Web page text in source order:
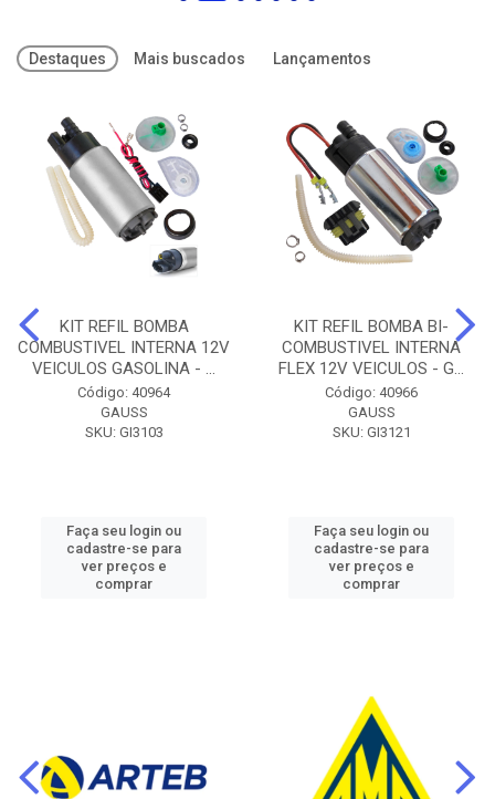
Destaques Mais buscados Lançamentos
KIT REFIL BOMBA
COMBUSTIVEL INTERNA 12V
VEICULOS GASOLINA - ...
Código: 40964
GAUSS
SKU: GI3103
Faça seu login ou
cadastre-se para
ver preços e
comprar
KIT REFIL BOMBA BI-
COMBUSTIVEL INTERNA
FLEX 12V VEICULOS - G...
Código: 40966
GAUSS
SKU: GI3121
Faça seu login ou
cadastre-se para
ver preços e
comprar